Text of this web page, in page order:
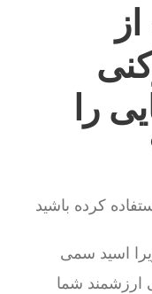
را
کرده باشید
اسید سمی
ارزشمند شما